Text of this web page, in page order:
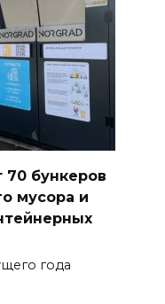
70 бункеров
мусора и
года